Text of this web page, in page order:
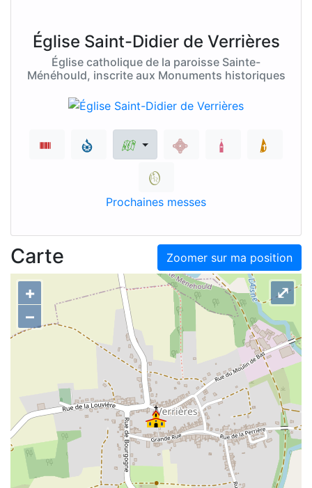
Église Saint-Didier de Verrières
Église catholique de la paroisse Sainte-
Ménéhould, inscrite aux Monuments historiques
Prochaines messes
Zoomer sur ma position
Carte
+
–
⤢